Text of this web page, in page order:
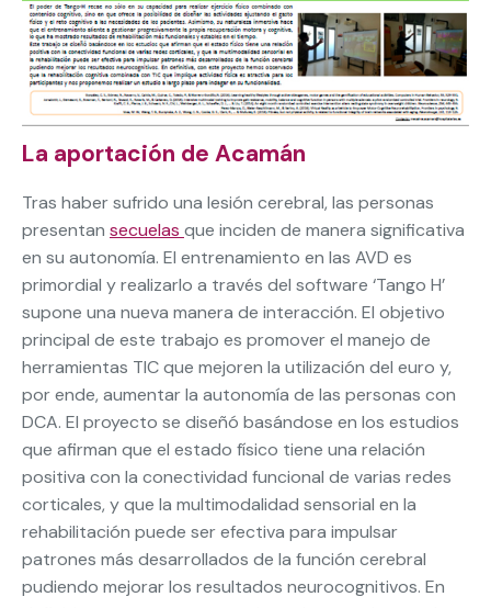
La aportación de Acamán
Tras haber sufrido una lesión cerebral, las personas
presentan secuelas que inciden de manera significativa
en su autonomía. El entrenamiento en las AVD es
primordial y realizarlo a través del software ‘Tango H’
supone una nueva manera de interacción. El objetivo
principal de este trabajo es promover el manejo de
herramientas TIC que mejoren la utilización del euro y,
por ende, aumentar la autonomía de las personas con
DCA. El proyecto se diseñó basándose en los estudios
que afirman que el estado físico tiene una relación
positiva con la conectividad funcional de varias redes
corticales, y que la multimodalidad sensorial en la
rehabilitación puede ser efectiva para impulsar
patrones más desarrollados de la función cerebral
pudiendo mejorar los resultados neurocognitivos. En